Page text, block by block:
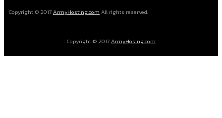
Copyright © 2017ArmyHosting.com All rights reserved.
Copyright © 2017ArmyHosing.com